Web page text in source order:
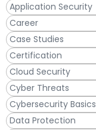
Application Security
Career
Case Studies
Certification
Cloud Security
Cyber Threats
Cybersecurity Basics
Data Protection